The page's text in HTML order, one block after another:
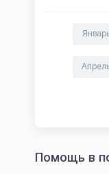
Помощь в